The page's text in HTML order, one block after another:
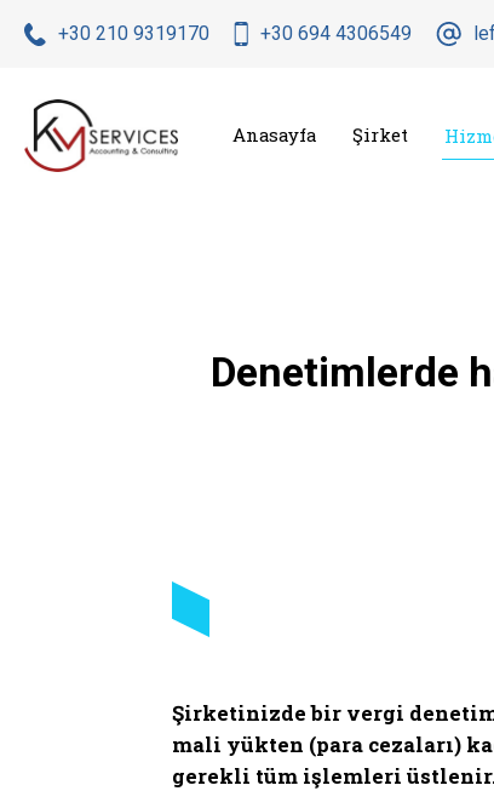
+30 210 9319170 +30 694 4306549
Anasayfa Şirket
Denetimlerde
Şirketinizde bir vergi
mali yükten (para cezaları)
gerekli tüm işlemleri